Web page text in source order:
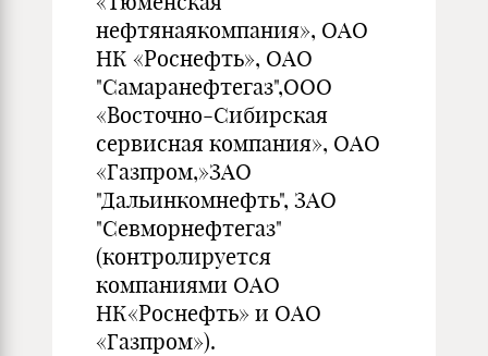
нефтянаякомпания», ОАО
НК «Роснефть», ОАО
"Самаранефтегаз",ООО
«Восточно-Сибирская
сервисная компания», ОАО
«Газпром,»ЗАО
"Дальинкомнефть", ЗАО
"Севморнефтегаз"
(контролируется
компаниями ОАО
НК«Роснефть» и ОАО
«Газпром»).